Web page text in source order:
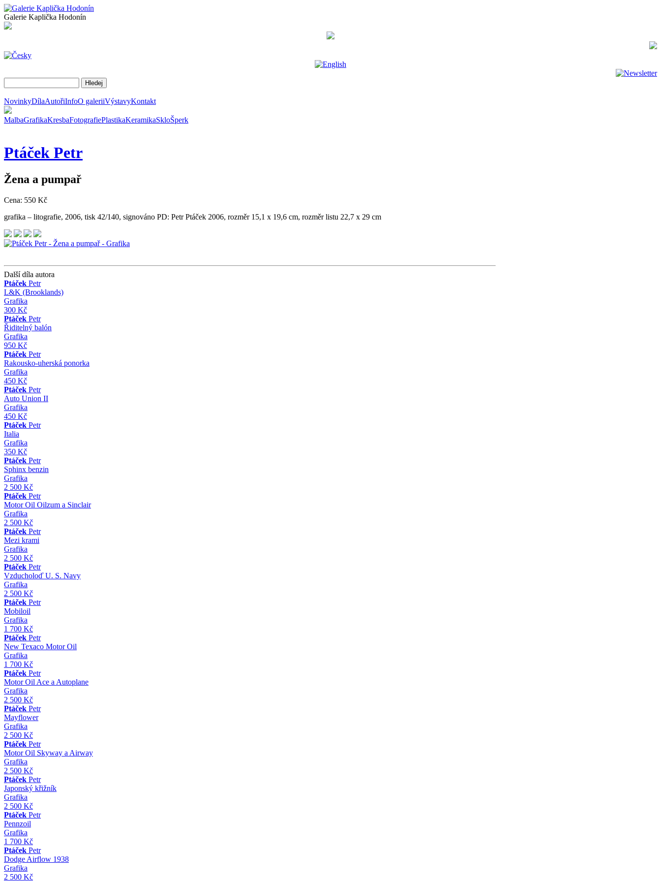
Galerie Kaplička Hodonín
NovinkyDílaAutořiInfoO galeriiVýstavyKontakt
MalbaGrafikaKresbaFotografiePlastikaKeramikaSkloŠperk
Ptáček Petr
Žena a pumpař
Cena: 550 Kč
grafika – litografie, 2006, tisk 42/140, signováno PD: Petr Ptáček 2006, rozměr 15,1 x 19,6 cm, rozměr listu 22,7 x 29 cm
Další díla autora
Ptáček Petr
L&K (Brooklands)
Grafika
300 Kč
Ptáček Petr
Řiditelný balón
Grafika
950 Kč
Ptáček Petr
Rakousko-uherská ponorka
Grafika
450 Kč
Ptáček Petr
Auto Union II
Grafika
450 Kč
Ptáček Petr
Italia
Grafika
350 Kč
Ptáček Petr
Sphinx benzin
Grafika
2 500 Kč
Ptáček Petr
Motor Oil Oilzum a Sinclair
Grafika
2 500 Kč
Ptáček Petr
Mezi krami
Grafika
2 500 Kč
Ptáček Petr
Vzducholoď U. S. Navy
Grafika
2 500 Kč
Ptáček Petr
Mobiloil
Grafika
1 700 Kč
Ptáček Petr
New Texaco Motor Oil
Grafika
1 700 Kč
Ptáček Petr
Motor Oil Ace a Autoplane
Grafika
2 500 Kč
Ptáček Petr
Mayflower
Grafika
2 500 Kč
Ptáček Petr
Motor Oil Skyway a Airway
Grafika
2 500 Kč
Ptáček Petr
Japonský křižník
Grafika
2 500 Kč
Ptáček Petr
Pennzoil
Grafika
1 700 Kč
Ptáček Petr
Dodge Airflow 1938
Grafika
2 500 Kč